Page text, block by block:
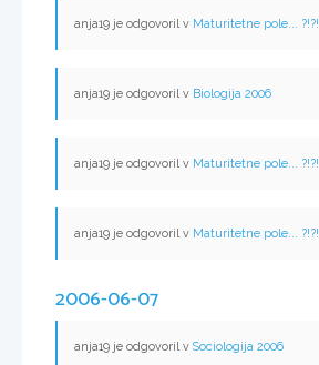
anja19 je odgovoril v Maturitetne pole... ?!?!
anja19 je odgovoril v Biologija 2006
anja19 je odgovoril v Maturitetne pole... ?!?!
anja19 je odgovoril v Maturitetne pole... ?!?!
2006-06-07
anja19 je odgovoril v Sociologija 2006